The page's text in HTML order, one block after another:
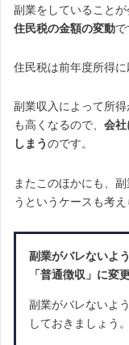
副業をしていること
住民税の金額の変動で
住民税は前年度所得に
副業収入によって所
も高くなるので、 会社
しまうのです。
またこのほかにも、
うというケースも考え
副業がバレないよ
「普通徴収」に変
副業がバレないよ
しておきましょう。